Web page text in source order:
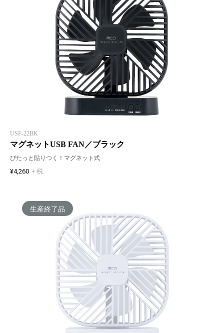
USF-22BK
マグネットUSB FAN／ブラック
ぴたっと貼りつく！マグネット式
¥4,260 + 税
生産終了品